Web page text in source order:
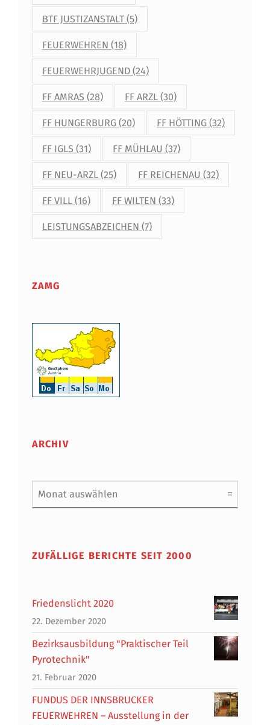
BTF JUSTIZANSTALT(5)
FEUERWEHREN (18)
FEUERWEHRJUGEND(24)
FF AMRAS (28) FF ARZL (30)
FF HUNGERBURG(20) FF HÖTTING (32)
FF IGLS (31) FF MÜHLAU (37)
FF NEU-ARZL(25) FF REICHENAU (32)
FF VILL(16) FF WILTEN (33)
LEISTUNGSABZEICHEN (7)
ZAMG
ARCHIV
Archiv
ZUFÄLLIGE BERICHTE SEIT 2000
Friedenslicht 2020
22. Dezember 2020
Bezirksausbildung "Praktischer Teil
Pyrotechnik"
21. Februar 2020
FUNDUS DER INNSBRUCKER
FEUERWEHREN – Ausstellung in der